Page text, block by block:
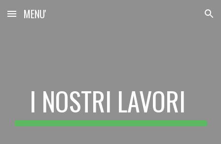
Skip to main content Skip to navigation
MENU'
I NOSTRI LAVORI